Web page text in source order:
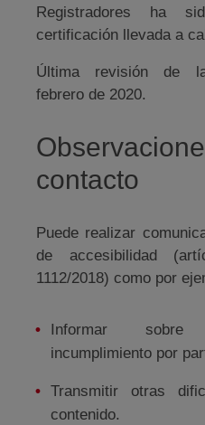
Registradores ha
certificación llevada a
Última revisión de
febrero de 2020.
contacto
Puede realizar
de accesibilidad
1112/2018) como por
Informar sobre
incumplimiento por
Transmitir otras
contenido.